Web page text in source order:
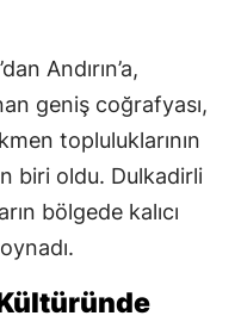
Andırın’a,
geniş coğrafyası,
topluluklarının
biri oldu. Dulkadirli
bölgede kalıcı